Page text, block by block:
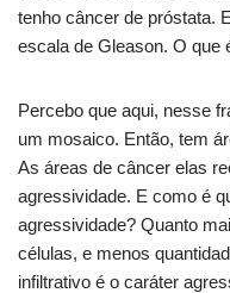
tenho câncer de próstata.
escala de Gleason. O que
Percebo que aqui, nesse
um mosaico. Então, tem
As áreas de câncer elas
agressividade. E como é
agressividade? Quanto
células, e menos
infiltrativo é o caráter